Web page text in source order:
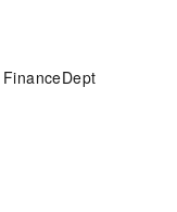
FinanceDept